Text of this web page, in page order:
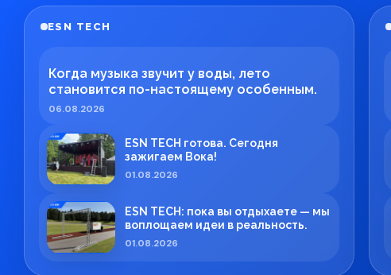
ESN TECH
Когда музыка звучит у воды, лето
становится по-настоящему особенным.
06.08.2026
ESN TECH готова. Сегодня
зажигаем Вока!
01.08.2026
ESN TECH: пока вы отдыхаете — мы
воплощаем идеи в реальность.
01.08.2026